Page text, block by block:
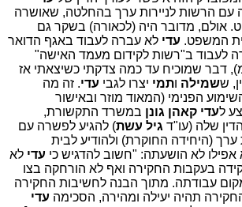
עם הרשות לניירות ערך בהחלטה, שאושרה
אולם, מדובר היה (לכאורה) בשקר גם
המשפט. עדי לא עברה לעבוד באגף הדואר
לעבוד ב"רשות לקידום מעמד האישה"
דבר שמוכיח עד כמה צדקתי כשיצאתי אז
ששמילה ותמי יצרו לגבי עדי. זה מה
הפנימי (המאוד מוזר ובאישור
לעדי קאהן גונן במשרד התקשורת,
שלה (עו"ד גיל עשת) להגיע לפשרה עם
ערך (היחידה החוקרת) ולהודיע לבית
לא הושעתה: "חשוב להדגיש כי עדי לא
בעקבות החקירה ואף לא הורחקה בצו
עבודתה. מתוך הבנה לחשיבות החקירה
תהיה יעילה ומהירה, הסכימה עדי